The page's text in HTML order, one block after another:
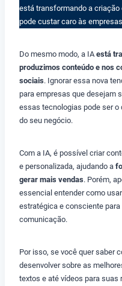
está transformando a criação
pode custar caro às
Do mesmo modo, a IA está
produzimos conteúdo e nos
sociais. Ignorar essa nova
para empresas que desejam
essas tecnologias pode ser
do seu negócio.
Com a IA, é possível criar
e personalizada, ajudando a
gerar mais vendas. Porém,
essencial entender como
estratégica e consciente
comunicação.
Por isso, se você quer saber
desenvolver sobre as
textos e até vídeos para suas